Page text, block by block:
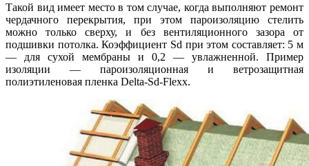
Такой вид имеет место в том случае, когда выполняют ремонт
чердачного перекрытия, при этом пароизоляцию стелить
можно только сверху, и без вентиляционного зазора от
подшивки потолка. Коэффициент Sd при этом составляет: 5 м
— для сухой мембраны и 0,2 — увлажненной. Пример
изоляции — пароизоляционная и ветрозащитная
полиэтиленовая пленка Delta-Sd-Flexx.